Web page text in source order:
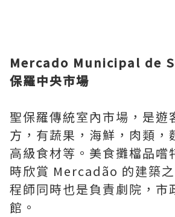
Mercado Municipal de
保羅中央市場
聖保羅傳統室內市場，是遊
方，有蔬果，海鮮，肉類，
高級食材等。美食攤檔品嚐
時欣賞 Mercadão 的建築
程師同時也是負責劇院，市
館。